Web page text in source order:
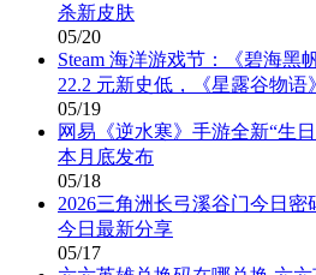
杀新皮肤
05/20
Steam 海洋游戏节：《碧海黑
22.2 元新史低，《星露谷物语
05/19
网易《逆水寒》手游全新“生
本月底发布
05/18
2026三角洲长弓溪谷门今日
今日最新分享
05/17